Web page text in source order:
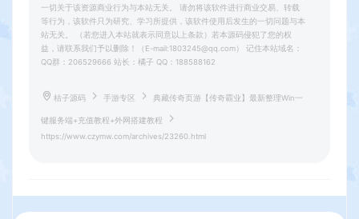
一切关于该资源商业行为与本站无关。 请勿将该软件进行商业交易、转载
等行为，该软件只为研究、学习所提供，该软件使用后发生的一切问题与本
站无关。 （若您进入本站就表示同意以上条款）若本源码侵犯了您的权
益，请联系我们予以删除！（E-mail:1803245@qq.com） 记住本站域名：
QQ群：206529666 站长：橘子 QQ：188588162
桔子源码 手游专区 典藏传奇页游【传奇霸业】最新整理Win一
键服务端+充值教程+外网搭建教程
https://www.czymw.com/archives/23260.html